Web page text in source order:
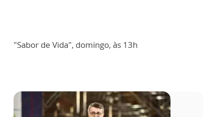
"Sabor de Vida", domingo, às 13h